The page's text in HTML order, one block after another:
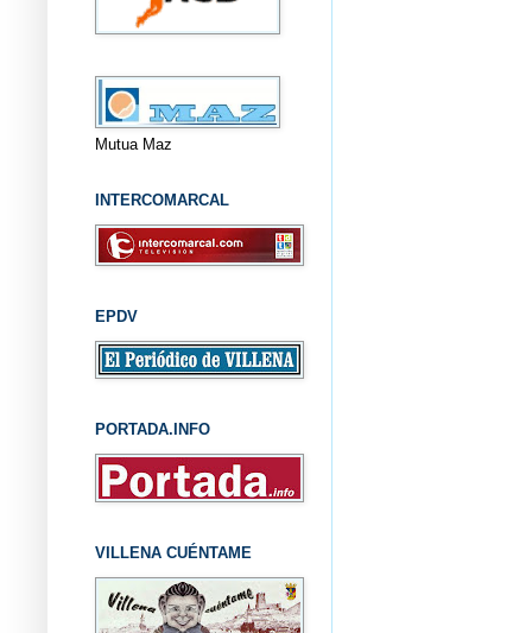
Mutua Maz
INTERCOMARCAL
EPDV
PORTADA.INFO
VILLENA CUÉNTAME